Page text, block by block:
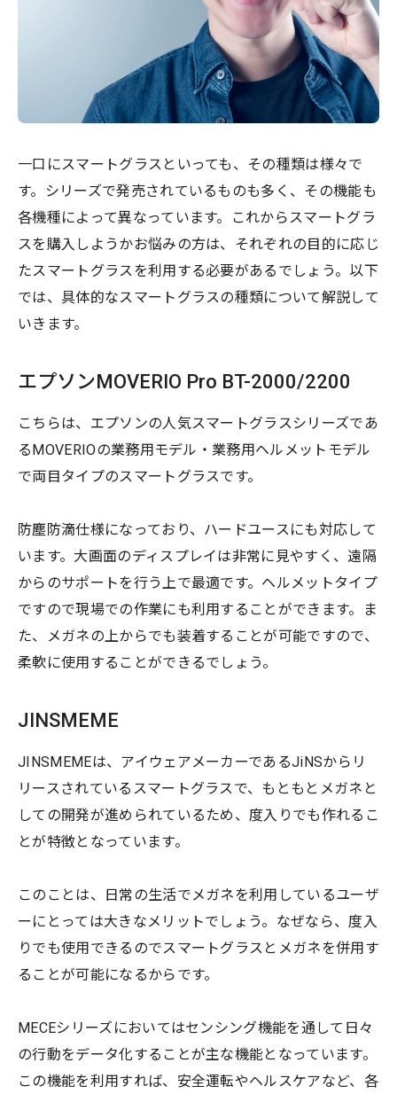
一口にスマートグラスといっても、その種類は様々で
す。シリーズで発売されているものも多く、その機能も
各機種によって異なっています。これからスマートグラ
スを購入しようかお悩みの方は、それぞれの目的に応じ
たスマートグラスを利用する必要があるでしょう。以下
では、具体的なスマートグラスの種類について解説して
いきます。
エプソンMOVERIO Pro BT-2000/2200
こちらは、エプソンの人気スマートグラスシリーズであ
るMOVERIOの業務用モデル・業務用ヘルメットモデル
で両目タイプのスマートグラスです。
防塵防滴仕様になっており、ハードユースにも対応して
います。大画面のディスプレイは非常に見やすく、遠隔
からのサポートを行う上で最適です。ヘルメットタイプ
ですので現場での作業にも利用することができます。ま
た、メガネの上からでも装着することが可能ですので、
柔軟に使用することができるでしょう。
JINSMEME
JINSMEMEは、アイウェアメーカーであるJiNSからリ
リースされているスマートグラスで、もともとメガネと
しての開発が進められているため、度入りでも作れるこ
とが特徴となっています。
このことは、日常の生活でメガネを利用しているユーザ
ーにとっては大きなメリットでしょう。なぜなら、度入
りでも使用できるのでスマートグラスとメガネを併用す
ることが可能になるからです。
MECEシリーズにおいてはセンシング機能を通して日々
の行動をデータ化することが主な機能となっています。
この機能を利用すれば、安全運転やヘルスケアなど、各